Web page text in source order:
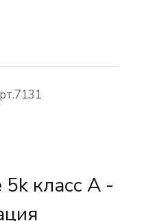
класс А -